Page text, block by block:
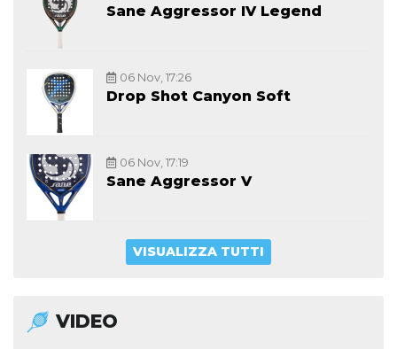
Sane Aggressor IV Legend
06 Nov, 17:26
Drop Shot Canyon Soft
06 Nov, 17:19
Sane Aggressor V
VISUALIZZA TUTTI
VIDEO